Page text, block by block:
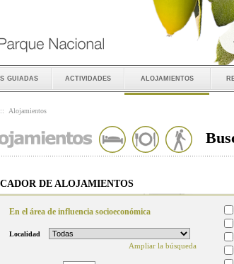
guiadas actividades alojamientos
:: Alojamientos
DE ALOJAMIENTOS
En el área de influencia socioeconómica
Localidad
Ampliar la búsqueda